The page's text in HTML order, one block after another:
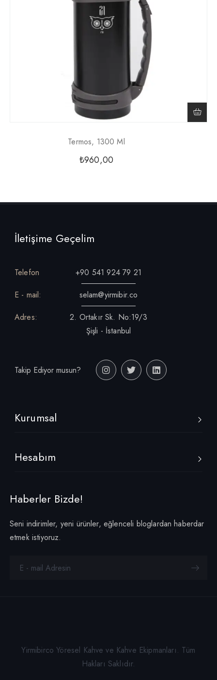
Termos, 1300 Ml
₺960,00
İletişime Geçelim
Telefon
+90 541 924 79 21
E - mail:
selam@yirmibir.co
Adres:
2. Ortakır Sk. No:19/3
Şişli - İstanbul
Takip Ediyor musun?
Kurumsal
Hesabım
Haberler Bizde!
Seni indirimler, yeni ürünler, eğlenceli bloglardan haberdar
etmek istiyoruz.
Yirmibirco Yöresel Kahve ve Kahve Ekipmanları. Tüm
Hakları Saklıdır.